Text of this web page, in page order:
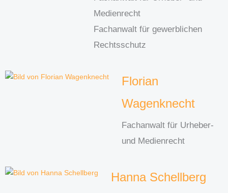
Medienrecht
Fachanwalt für gewerblichen
Rechtsschutz
Florian
Wagenknecht
Fachanwalt für Urheber-
und Medienrecht
Hanna Schellberg